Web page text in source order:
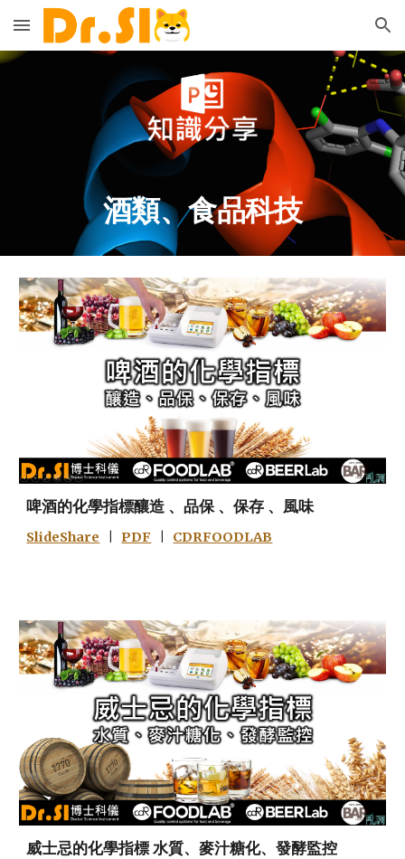
Skip to main content Skip to navigation
酒類、食品科技
啤酒的化學指標釀造 、品保 、保存 、風味
SlideShare PDF CDRFOODLAB
威士忌的化學指標 水質、麥汁糖化、發酵監控